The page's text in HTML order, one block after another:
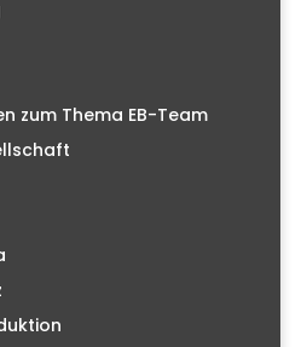
zum Thema EB-Team